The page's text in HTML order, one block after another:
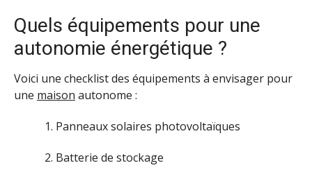
Quels équipements pour une
autonomie énergétique ?
Voici une checklist des équipements à envisager pour
une maison autonome :
Panneaux solaires photovoltaïques
Batterie de stockage